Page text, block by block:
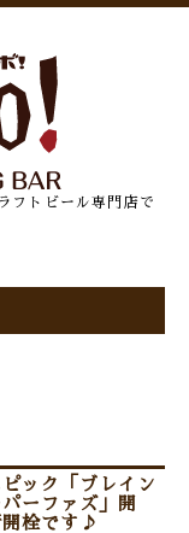
フトビール専門店で
ック「ブレイン
ーファズ」開
開栓です♪